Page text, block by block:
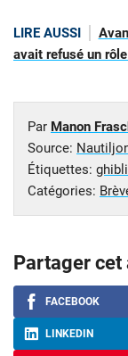
LIRE AUSSI
avait refusé un
Par Manon
Source:
Étiquettes: ghibli
Catégories:
Partager
FACEBOOK
LINKEDIN